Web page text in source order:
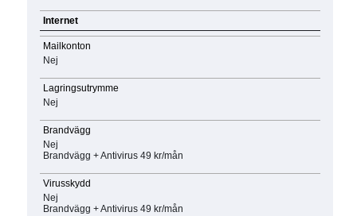
Internet
Mailkonton
Nej
Lagringsutrymme
Nej
Brandvägg
Nej
Brandvägg + Antivirus 49 kr/mån
Virusskydd
Nej
Brandvägg + Antivirus 49 kr/mån